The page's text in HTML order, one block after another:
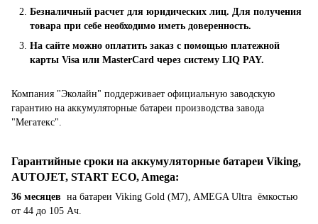
Безналичный расчет для юридических лиц. Для получения
товара при себе необходимо иметь доверенность.
На сайте можно оплатить заказ с помощью платежной
карты Visa или MasterCard через систему LIQ PAY.
Компания "Эколайн" поддерживает официальную заводскую
гарантию на аккумуляторные батареи производства завода
"Мегатекс".
Гарантийные сроки на аккумуляторные батареи Viking,
AUTOJET, START ECO, Amega:
36 месяцев на батареи Viking Gold (M7), AMEGA Ultra ёмкостью
от 44 до 105 Ач.